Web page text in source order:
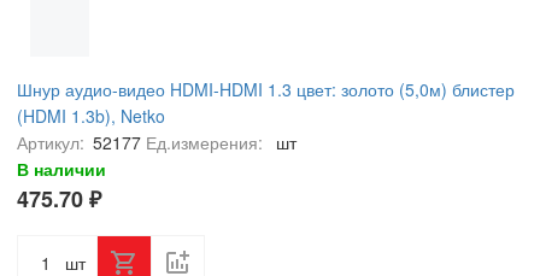
Шнур аудио-видео HDMI-HDMI 1.3 цвет: золото (5,0м) блистер
(HDMI 1.3b), Netko
Артикул: 52177 Ед.измерения:
шт
В наличии
475.70 ₽
шт